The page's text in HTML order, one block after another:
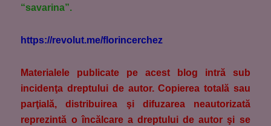
“savarina”.
https://revolut.me/florincerchez
Materialele publicate pe acest blog intră sub
incidenţa dreptului de autor. Copierea totală sau
parţială, distribuirea şi difuzarea neautorizată
reprezintă o încălcare a dreptului de autor şi se